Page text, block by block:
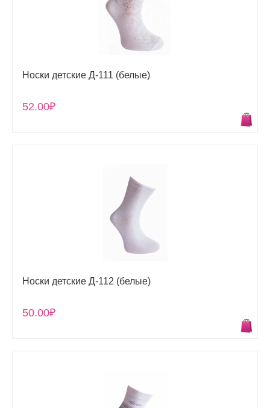
Носки детские Д-111 (белые)
52.00₽
Носки детские Д-112 (белые)
50.00₽